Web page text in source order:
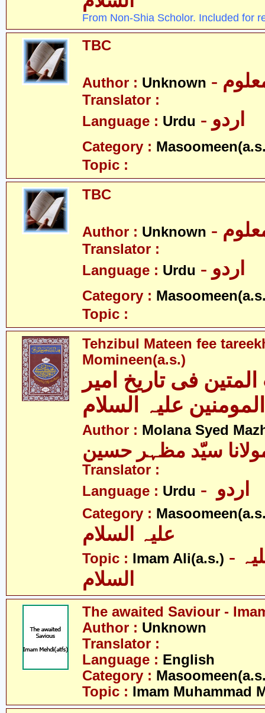
From Non-Shia Scholor. Included for
TBC
Author : Unknown معلوم
Translator :
Language : Urdu - اردو
Category :
Topic :
TBC
Author : Unknown معلوم
Translator :
Language : Urdu - اردو
Category :
Topic :
Tehzibul Mateen fee
Momineen(a.s.)
فی تاریخ امیر
Author : Molana Syed
سیّد مظہر حسین
Translator :
Language : Urdu
Category :
Topic : Imam Ali(a.s.) - امام علی علیہ
السلام
The awaited Saviour -
Author : Unknown
Translator :
Language : English
Category :
Topic : Imam Muhammad